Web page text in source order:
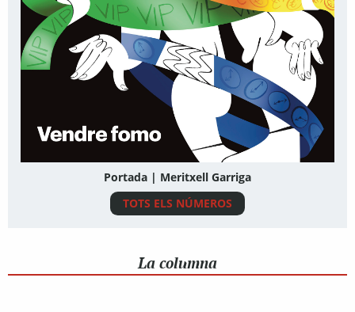
Portada | Meritxell Garriga
TOTS ELS NÚMEROS
La columna